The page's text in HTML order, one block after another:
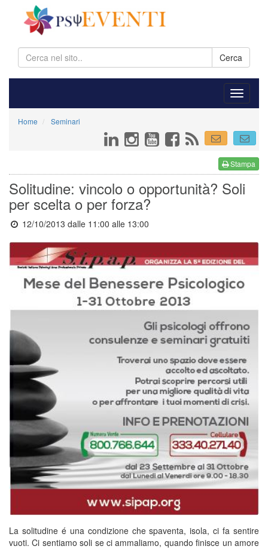
Cerca
Home Seminari
Stampa
Solitudine: vincolo o opportunità? Soli
per scelta o per forza?
12/10/2013 dalle 11:00 alle 13:00
La solitudine é una condizione che spaventa, isola, ci fa sentire
vuoti. Ci sentiamo soli se ci ammaliamo, quando finisce un amore